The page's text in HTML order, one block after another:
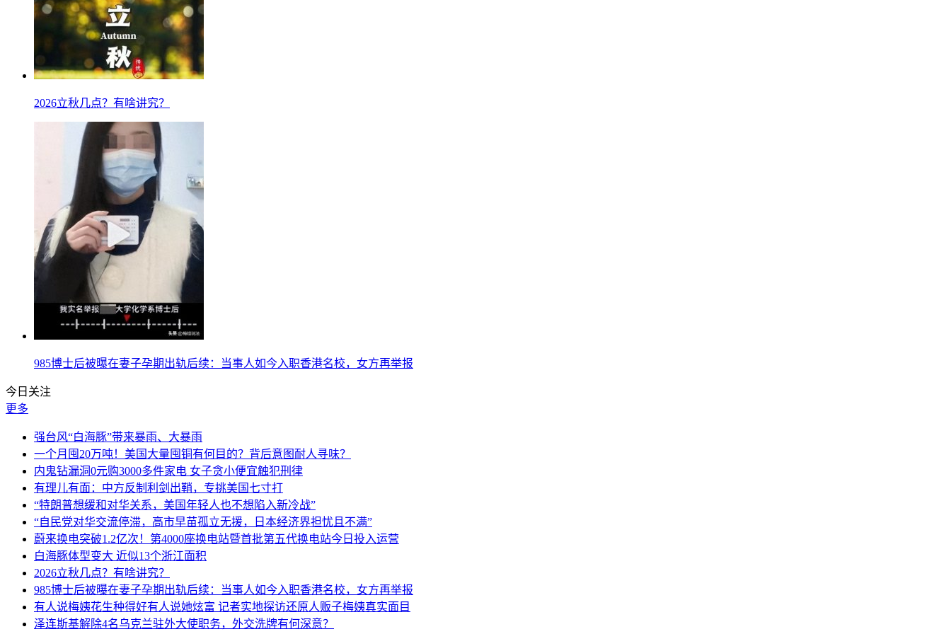
2026立秋几点？有啥讲究？
985博士后被曝在妻子孕期出轨后续：当事人如今入职香港名校，女方再举报
今日关注
更多
强台风“白海豚”带来暴雨、大暴雨
一个月囤20万吨！美国大量囤铜有何目的？背后意图耐人寻味？
内鬼钻漏洞0元购3000多件家电 女子贪小便宜触犯刑律
有理儿有面：中方反制利剑出鞘，专挑美国七寸打
“特朗普想缓和对华关系，美国年轻人也不想陷入新冷战”
“自民党对华交流停滞，高市早苗孤立无援，日本经济界担忧且不满”
蔚来换电突破1.2亿次！第4000座换电站暨首批第五代换电站今日投入运营
白海豚体型变大 近似13个浙江面积
2026立秋几点？有啥讲究？
985博士后被曝在妻子孕期出轨后续：当事人如今入职香港名校，女方再举报
有人说梅姨花生种得好有人说她炫富 记者实地探访还原人贩子梅姨真实面目
泽连斯基解除4名乌克兰驻外大使职务，外交洗牌有何深意？